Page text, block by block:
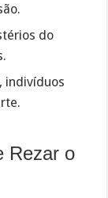
do
indivíduos
Rezar o